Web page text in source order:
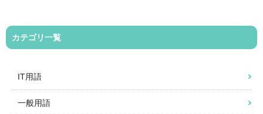
カテゴリ一覧
IT用語
一般用語